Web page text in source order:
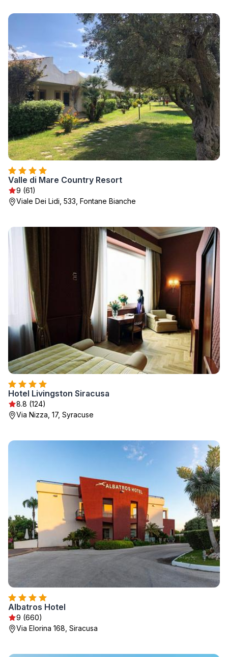
Valle di Mare Country Resort
9 (61)
Viale Dei Lidi, 533, Fontane Bianche
Hotel Livingston Siracusa
8.8 (124)
Via Nizza, 17, Syracuse
Albatros Hotel
9 (660)
Via Elorina 168, Siracusa